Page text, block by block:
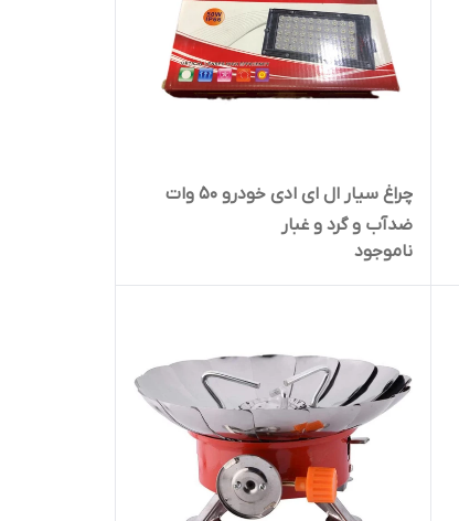
چراغ سیار ال ای ادی خودرو 50 وات
ضدآب و گرد و غبار
ناموجود